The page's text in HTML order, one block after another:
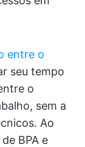
entre o
seu tempo
o
sem a
Ao
BPA e